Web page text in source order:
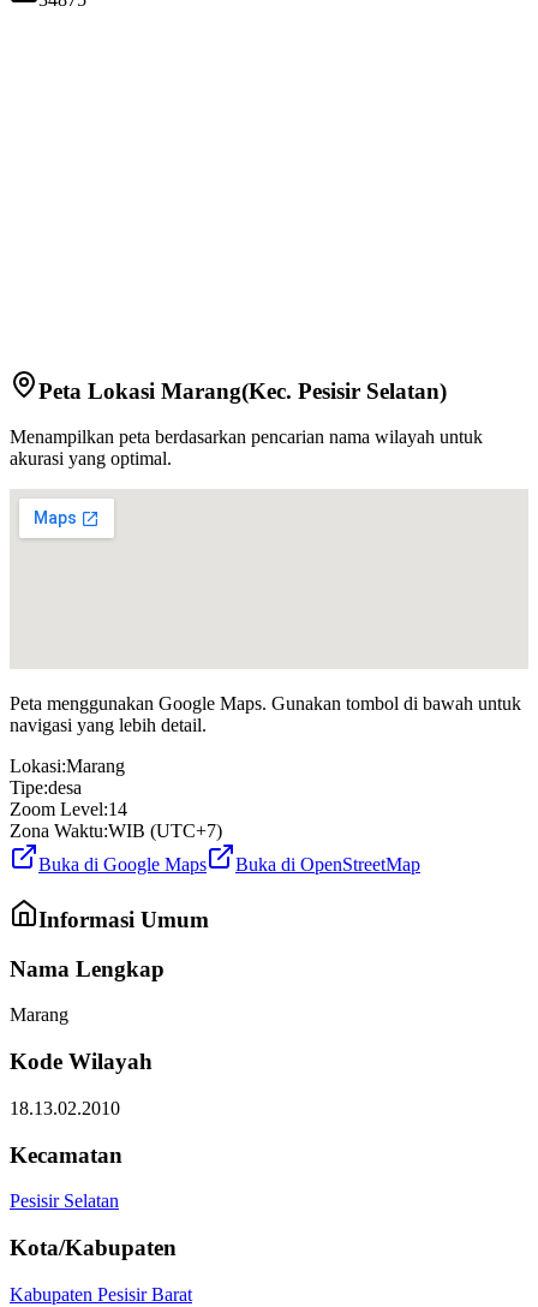
Peta Lokasi Marang(Kec. Pesisir Selatan)
Menampilkan peta berdasarkan pencarian nama wilayah untuk
akurasi yang optimal.
Peta menggunakan Google Maps. Gunakan tombol di bawah untuk
navigasi yang lebih detail.
Lokasi:Marang
Tipe:desa
Zoom Level:14
Zona Waktu:WIB (UTC+7)
Buka di Google Maps
Buka di OpenStreetMap
Informasi Umum
Nama Lengkap
Marang
Kode Wilayah
18.13.02.2010
Kecamatan
Pesisir Selatan
Kota/Kabupaten
Kabupaten Pesisir Barat